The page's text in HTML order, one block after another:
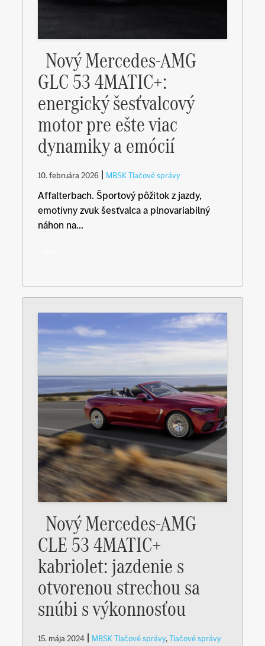
Nový Mercedes-AMG
GLC 53 4MATIC+:
energický šesťvalcový
motor pre ešte viac
dynamiky a emócií
10. februára 2026 | MBSK Tlačové správy
Affalterbach. Športový pôžitok z jazdy,
emotívny zvuk šesťvalca a plnovariabilný
náhon na...
Nový Mercedes-AMG
CLE 53 4MATIC+
kabriolet: jazdenie s
otvorenou strechou sa
snúbi s výkonnosťou
15. mája 2024 | MBSK Tlačové správy,Tlačové správy